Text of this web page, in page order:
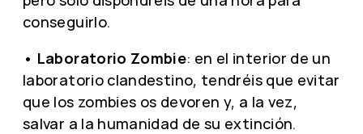
conseguirlo.
• Laboratorio Zombie: en el interior de un
laboratorio clandestino, tendréis que evitar
que los zombies os devoren y, a la vez,
salvar a la humanidad de su extinción.